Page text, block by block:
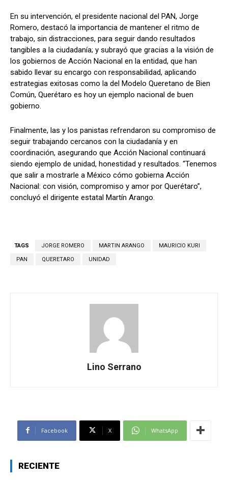
En su intervención, el presidente nacional del PAN, Jorge
Romero, destacó la importancia de mantener el ritmo de
trabajo, sin distracciones, para seguir dando resultados
tangibles a la ciudadanía; y subrayó que gracias a la visión de
los gobiernos de Acción Nacional en la entidad, que han
sabido llevar su encargo con responsabilidad, aplicando
estrategias exitosas como la del Modelo Queretano de Bien
Común, Querétaro es hoy un ejemplo nacional de buen
gobierno.
Finalmente, las y los panistas refrendaron su compromiso de
seguir trabajando cercanos con la ciudadanía y en
coordinación, asegurando que Acción Nacional continuará
siendo ejemplo de unidad, honestidad y resultados. “Tenemos
que salir a mostrarle a México cómo gobierna Acción
Nacional: con visión, compromiso y amor por Querétaro”,
concluyó el dirigente estatal Martín Arango.
TAGS JORGE ROMERO MARTIN ARANGO MAURICIO KURI
PAN QUERETARO UNIDAD
Lino Serrano
Facebook X WhatsApp
RECIENTE